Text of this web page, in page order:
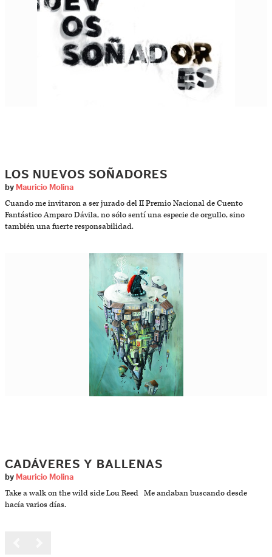
LOS NUEVOS SOÑADORES
by Mauricio Molina
Cuando me invitaron a ser jurado del II Premio Nacional de Cuento
Fantástico Amparo Dávila, no sólo sentí una especie de orgullo, sino
también una fuerte responsabilidad.
CADÁVERES Y BALLENAS
by Mauricio Molina
Take a walk on the wild side Lou Reed Me andaban buscando desde
hacía varios días.